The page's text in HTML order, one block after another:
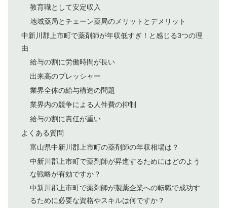
教育職として安定収入
地域薬局とチェーン薬局のメリットとデメリット
中新川郡上市町で薬剤師が年収低すぎ！と感じる3つの理
由
給与の割に労働時間が長い
出来高のプレッシャー
業界全体の給与構造の問題
業界内の競争による人件費の抑制
給与の割に責任が重い
よくある質問
富山県中新川郡上市町の薬剤師の年収相場は？
中新川郡上市町で薬剤師が昇進するためにはどのよう
な戦略が有効ですか？
中新川郡上市町で薬剤師が製薬企業への転職で成功す
るために必要な資格やスキルは何ですか？